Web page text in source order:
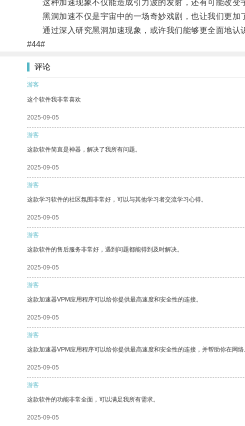
这种加速现象不仅能造成引力波的发射，还有可能改变
黑洞加速不仅是宇宙中的一场奇妙戏剧，也让我们更加
通过深入研究黑洞加速现象，或许我们能够更全面地认
#44#
评论
游客
这个软件我非常喜欢
2025-09-05
游客
这款软件简直是神器，解决了我所有问题。
2025-09-05
游客
这款学习软件的社区氛围非常好，可以与其他学习者交流学习心得。
2025-09-05
游客
这款软件的售后服务非常好，遇到问题都能得到及时解决。
2025-09-05
游客
这款加速器VPM应用程序可以给你提供最高速度和安全性的连接。
2025-09-05
游客
这款加速器VPM应用程序可以给你提供最高速度和安全性的连接，并帮助你在网络
2025-09-05
游客
这款软件的功能非常全面，可以满足我所有需求。
2025-09-05